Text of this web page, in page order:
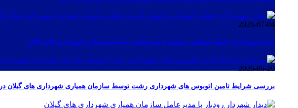
2026-07-04
دیدار شهرداران خمام، لوشان و حویق با مدیرعامل سازمان همیاری شهرداری های گیلان
2026-06-20
بررسی شرایط تامین اتوبوس های شهرداری رشت توسط سازمان همیاری شهرداری های گیلان